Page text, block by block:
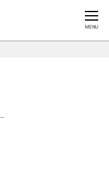
CLOSE
MENU